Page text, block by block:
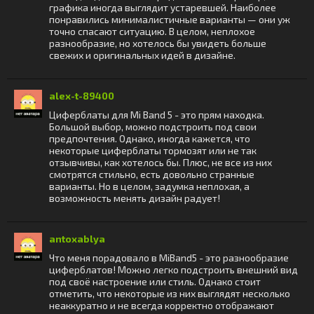
графика иногда выглядит устаревшей. Наиболее
понравились минималистичные варианты — они уж
точно спасают ситуацию. В целом, неплохое
разнообразие, но хотелось бы увидеть больше
свежих и оригинальных идей в дизайне.
alex-t-89400
Циферблаты для Mi Band 5 - это прям находка.
Большой выбор, можно подстроить под свои
предпочтения. Однако, иногда кажется, что
некоторые циферблаты тормозят или не так
отзывчивы, как хотелось бы. Плюс, не все из них
смотрятся стильно, есть довольно странные
варианты. Но в целом, задумка неплохая, а
возможность менять дизайн радует!
antoxablya
Что меня порадовало в MiBand5 - это разнообразие
циферблатов! Можно легко подстроить внешний вид
под своё настроение или стиль. Однако стоит
отметить, что некоторые из них выглядят несколько
неаккуратно и не всегда корректно отображают